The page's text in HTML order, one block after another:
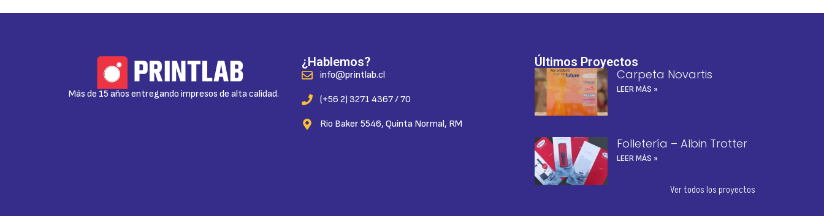
Más de 15 años entregando impresos de alta calidad.
¿Hablemos?
info@printlab.cl
(+56 2) 3271 4367 / 70
Rio Baker 5546, Quinta Normal, RM
Últimos Proyectos
Carpeta Novartis
LEER MÁS »
Folletería – Albin Trotter
LEER MÁS »
Ver todos los proyectos